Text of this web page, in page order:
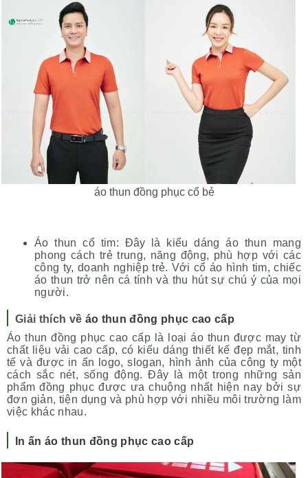
áo thun đồng phục cổ bẻ
Áo thun cổ tim: Đây là kiểu dáng áo thun mang
phong cách trẻ trung, năng động, phù hợp với các
công ty, doanh nghiệp trẻ. Với cổ áo hình tim, chiếc
áo thun trở nên cá tính và thu hút sự chú ý của mọi
người.
Giải thích về áo thun đồng phục cao cấp
Áo thun đồng phục cao cấp là loại áo thun được may từ
chất liệu vải cao cấp, có kiểu dáng thiết kế đẹp mắt, tinh
tế và được in ấn logo, slogan, hình ảnh của công ty một
cách sắc nét, sống động. Đây là một trong những sản
phẩm đồng phục được ưa chuộng nhất hiện nay bởi sự
đơn giản, tiện dụng và phù hợp với nhiều môi trường làm
việc khác nhau.
In ấn áo thun đồng phục cao cấp